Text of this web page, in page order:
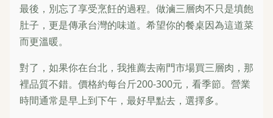
最後，別忘了享受烹飪的過程。做滷三層肉不只是填飽
肚子，更是傳承台灣的味道。希望你的餐桌因為這道菜
而更溫暖。
對了，如果你在台北，我推薦去南門市場買三層肉，那
裡品質不錯。價格約每台斤200-300元，看季節。營業
時間通常是早上到下午，最好早點去，選擇多。